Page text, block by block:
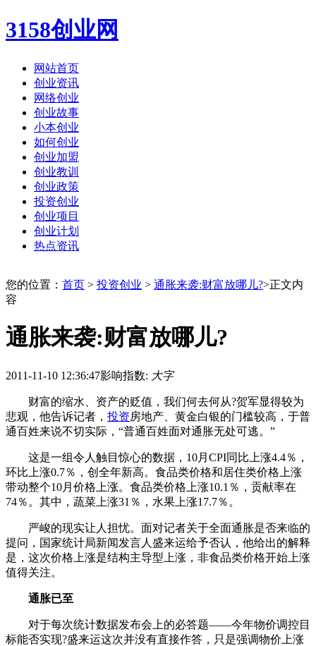
3158创业网
网站首页
创业资讯
网络创业
创业故事
小本创业
如何创业
创业加盟
创业教训
创业政策
投资创业
创业项目
创业计划
热点资讯
您的位置： 首页 > 投资创业 > 通胀来袭:财富放哪儿?>正文内
容
通胀来袭:财富放哪儿?
2011-11-10 12:36:47影响指数: 大字
财富的缩水、资产的贬值，我们何去何从?贺军显得较为
悲观，他告诉记者， 投资房地产、黄金白银的门槛较高，于普
通百姓来说不切实际，“普通百姓面对通胀无处可逃。”
这是一组令人触目惊心的数据，10月CPI同比上涨4.4％，
环比上涨0.7％，创全年新高。食品类价格和居住类价格上涨
带动整个10月价格上涨。食品类价格上涨10.1％，贡献率在
74％。其中，蔬菜上涨31％，水果上涨17.7％。
严峻的现实让人担忧。面对记者关于全面通胀是否来临的
提问，国家统计局新闻发言人盛来运给予否认，他给出的解释
是，这次价格上涨是结构主导型上涨，非食品类价格开始上涨
值得关注。
通胀已至
对于每次统计数据发布会上的必答题——今年物价调控目
标能否实现?盛来运这次并没有直接作答，只是强调物价上涨